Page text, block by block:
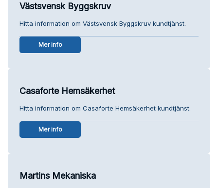
Västsvensk Byggskruv
Hitta information om Västsvensk Byggskruv kundtjänst.
Mer info
Casaforte Hemsäkerhet
Hitta information om Casaforte Hemsäkerhet kundtjänst.
Mer info
Martins Mekaniska